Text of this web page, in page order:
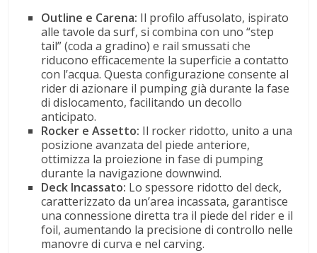
Outline e Carena: Il profilo affusolato, ispirato
alle tavole da surf, si combina con uno “step
tail” (coda a gradino) e rail smussati che
riducono efficacemente la superficie a contatto
con l’acqua. Questa configurazione consente al
rider di azionare il pumping già durante la fase
di dislocamento, facilitando un decollo
anticipato.
Rocker e Assetto: Il rocker ridotto, unito a una
posizione avanzata del piede anteriore,
ottimizza la proiezione in fase di pumping
durante la navigazione downwind.
Deck Incassato: Lo spessore ridotto del deck,
caratterizzato da un’area incassata, garantisce
una connessione diretta tra il piede del rider e il
foil, aumentando la precisione di controllo nelle
manovre di curva e nel carving.